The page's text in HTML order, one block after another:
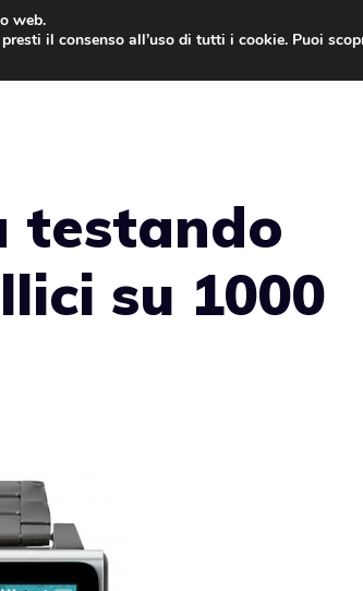
testando
su 1000
web.
il consenso all’uso di tutti i cookie. Puoi